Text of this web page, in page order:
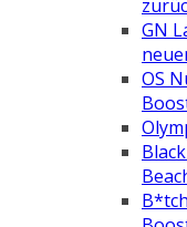
GN
OS